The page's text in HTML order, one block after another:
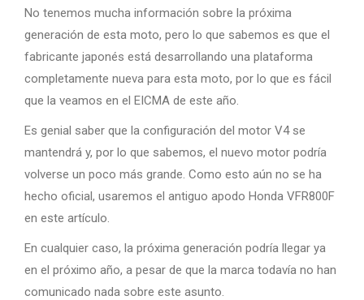
No tenemos mucha información sobre la próxima
generación de esta moto, pero lo que sabemos es que el
fabricante japonés está desarrollando una plataforma
completamente nueva para esta moto, por lo que es fácil
que la veamos en el EICMA de este año.
Es genial saber que la configuración del motor V4 se
mantendrá y, por lo que sabemos, el nuevo motor podría
volverse un poco más grande. Como esto aún no se ha
hecho oficial, usaremos el antiguo apodo Honda VFR800F
en este artículo.
En cualquier caso, la próxima generación podría llegar ya
en el próximo año, a pesar de que la marca todavía no han
comunicado nada sobre este asunto.